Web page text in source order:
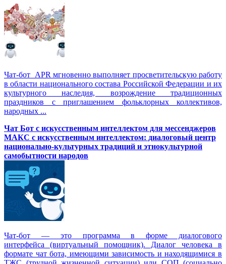
Чат-бот APR мгновенно выполняет просветительскую работу
в области национального состава Российской Федерации и их
культурного наследия, возрождение традиционных
праздников с приглашением фольклорных коллективов,
народных ...
Чат Бот с искусственным интеллектом для мессенджеров
МАКС с искусственным интеллектом: диалоговый центр
национально-культурных традиций и этнокультурной
самобытности народов
Чат-бот — это программа в форме диалогового
интерфейса (виртуальный помощник). Диалог человека в
формате чат бота, имеющими зависимость и находящимися в